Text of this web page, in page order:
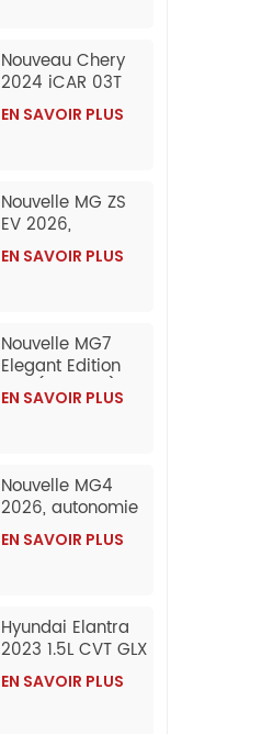
Nouveau Chery
2024 iCAR 03T
SUV électrique
grande
(exportation)
EN SAVOIR PLUS
Nouvelle MG ZS
EV 2026,
exportation en
gros depuis la
EN SAVOIR PLUS
Nouvelle MG7
Elegant Edition
1.5T (300DCT) |
Modèle
gros depuis la
Chine
EN SAVOIR PLUS
Nouvelle MG4
2026, autonomie
de 437 km
(CLTC), édition
électrique
abordable,
exportée en gros
depuis la Chine.
EN SAVOIR PLUS
Hyundai Elantra
2023 1.5L CVT GLX
Elite Edition
Essence
EN SAVOIR PLUS